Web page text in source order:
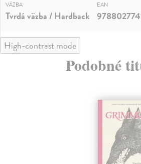
VÄZBA
Tvrdá väzba / Hardback
EAN
High-contrast mode
Podobné